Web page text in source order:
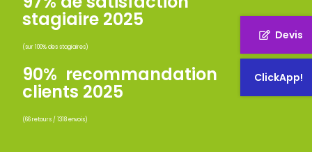
Devis
ClickApp!
stagiaire 2025
(sur 100% des stagiaires)
90% recommandation
clients 2025
(66 retours / 1318 envois)